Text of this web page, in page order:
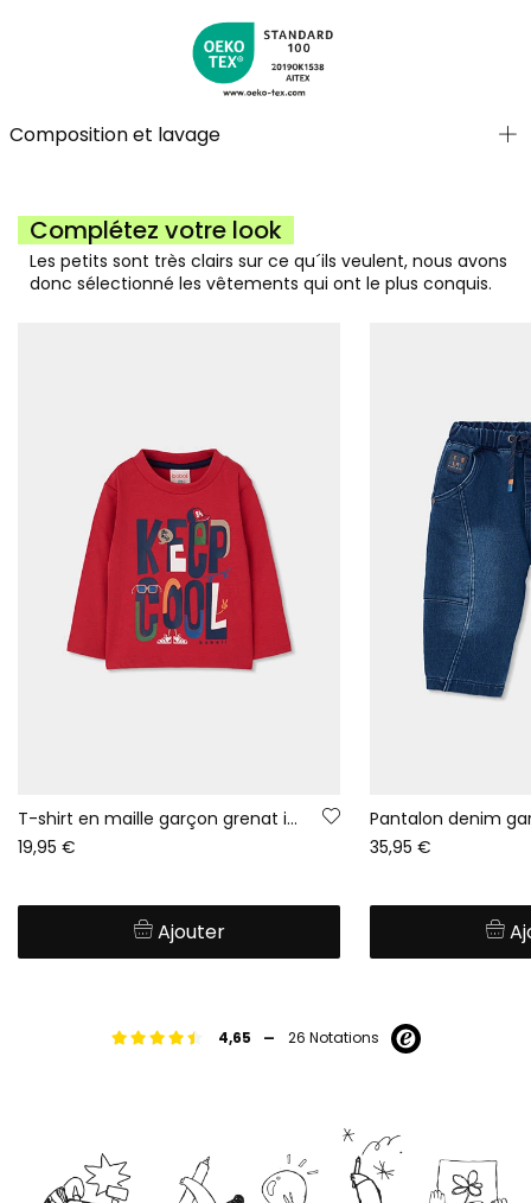
Composition et lavage
Complétez votre look
Les petits sont très clairs sur ce qu´ils veulent, nous avons
donc sélectionné les vêtements qui ont le plus conquis.
T-shirt en maille garçon grenat imprimé Keep Cool
19,95 €
Ajouter
35,95 €
4,65 - 26 Notations